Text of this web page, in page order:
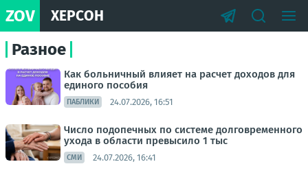
ZOV ХЕРСОН
Разное
Как больничный влияет на расчет доходов для
единого пособия
ПАБЛИКИ 24.07.2026, 16:51
Число подопечных по системе долговременного
ухода в области превысило 1 тыс
СМИ 24.07.2026, 16:41